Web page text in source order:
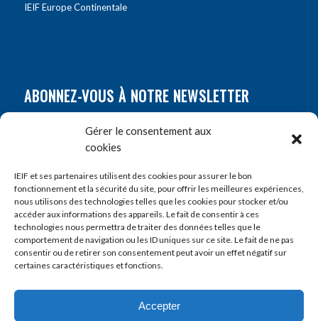
Gérer le consentement aux
cookies
IEIF et ses partenaires utilisent des cookies pour assurer le bon
fonctionnement et la sécurité du site, pour offrir les meilleures expériences,
nous utilisons des technologies telles que les cookies pour stocker et/ou
accéder aux informations des appareils. Le fait de consentir à ces
technologies nous permettra de traiter des données telles que le
comportement de navigation ou les ID uniques sur ce site. Le fait de ne pas
consentir ou de retirer son consentement peut avoir un effet négatif sur
certaines caractéristiques et fonctions.
Accepter
IEIF Europe Continentale
ABONNEZ-VOUS À NOTRE NEWSLETTER
Prénom*
E-mail*